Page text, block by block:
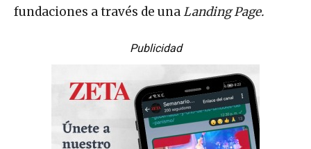
fundaciones a través de unaLanding Page.
Publicidad